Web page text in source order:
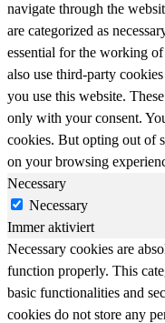
navigate through the
are categorized as
essential for the working
also use third-party
you use this website.
only with your consent.
cookies. But opting out of
on your browsing
Necessary
Necessary
Immer aktiviert
Necessary cookies are
function properly. This
basic functionalities and
cookies do not store any